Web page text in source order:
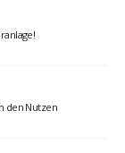
den Nutzen